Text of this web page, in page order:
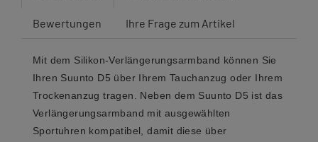
Bewertungen Ihre Frage zum Artikel
Mit dem Silikon-Verlängerungsarmband können Sie
Ihren Suunto D5 über Ihrem Tauchanzug oder Ihrem
Trockenanzug tragen. Neben dem Suunto D5 ist das
Verlängerungsarmband mit ausgewählten
Sportuhren kompatibel, damit diese über